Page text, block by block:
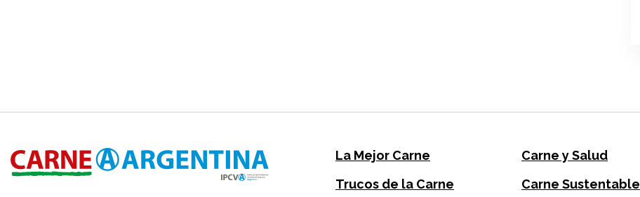
La Mejor Carne
Trucos de la Carne
Carne y Salud
Carne Sustentable